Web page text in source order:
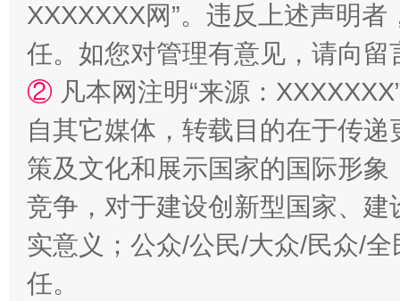
XXXXXXX网”。违反上述声明
任。如您对管理有意见，请向
② 凡本网注明“来源：
自其它媒体，转载目的在于传
策及文化和展示国家的国际形
竞争，对于建设创新型国家、
实意义；公众/公民/大众/民众/
任。